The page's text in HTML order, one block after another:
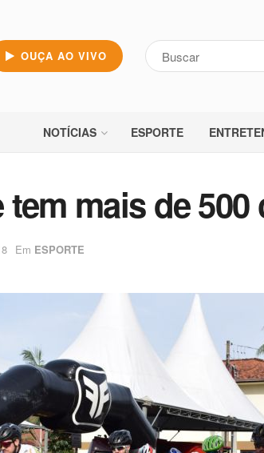
OUÇA AO VIVO
NOTÍCIAS ESPORTE
tem mais de
Em ESPORTE